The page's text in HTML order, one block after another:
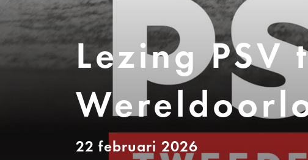
Lezing PSV
22 februari 2026